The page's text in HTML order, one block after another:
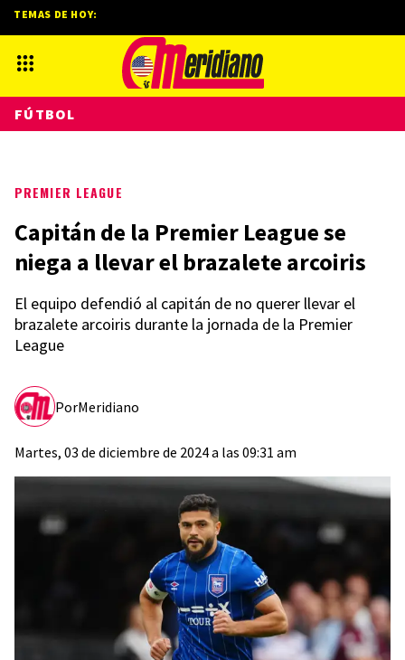
PREMIER LEAGUE
Capitán de la Premier League se
niega a llevar el brazalete arcoiris
El equipo defendió al capitán de no querer llevar el
brazalete arcoiris durante la jornada de la Premier
League
PorMeridiano
Martes, 03 de diciembre de 2024 a las 09:31 am
TEMAS DE HOY:
FÚTBOL